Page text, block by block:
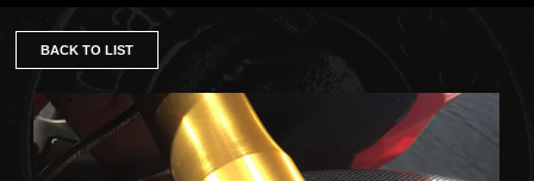
BACK TO LIST